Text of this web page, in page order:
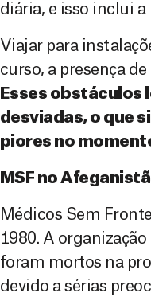
diária, e isso inclui
Viajar para
curso, a presença
Esses obstáculos
desviadas, o que
piores no
MSF no
Médicos Sem
1980. A
foram mortos na
devido a sérias